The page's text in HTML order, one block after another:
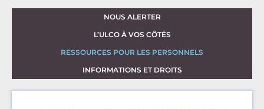
NOUS ALERTER
L’ULCO À VOS CÔTÉS
RESSOURCES POUR LES PERSONNELS
INFORMATIONS ET DROITS